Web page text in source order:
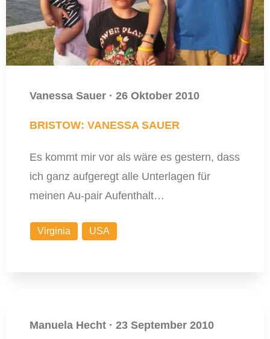
Vanessa Sauer · 26 Oktober 2010
BRISTOW: VANESSA SAUER
Es kommt mir vor als wäre es gestern, dass
ich ganz aufgeregt alle Unterlagen für
meinen Au-pair Aufenthalt…
Virginia USA
Manuela Hecht · 23 September 2010